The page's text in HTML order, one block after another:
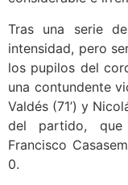
Tras una serie
intensidad, pero
los pupilos del
una contundente
Valdés (71’) y
del partido,
Francisco
0.